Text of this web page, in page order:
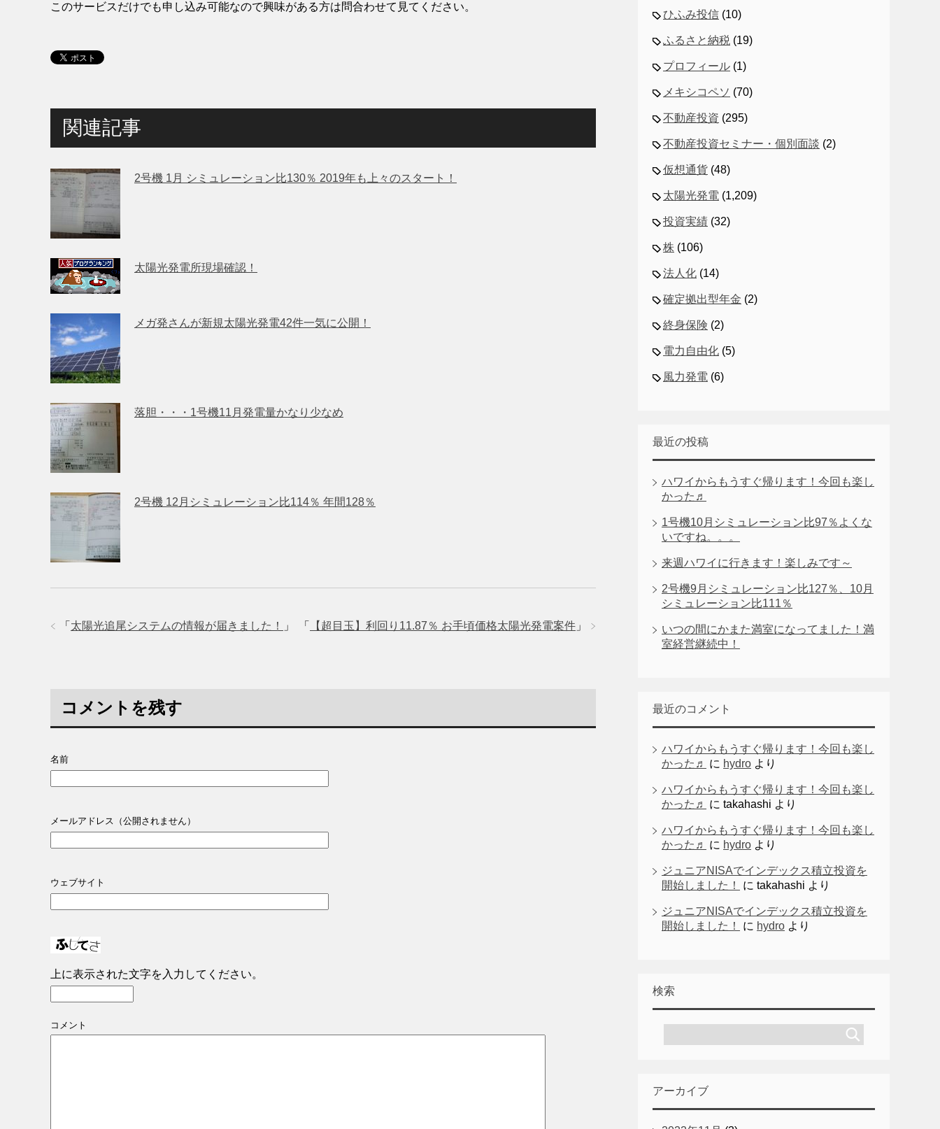
このサービスだけでも申し込み可能なので興味がある方は問合わせて見てください。
関連記事
2号機 1月 シミュレーション比130％ 2019年も上々のスタート！
太陽光発電所現場確認！
メガ発さんが新規太陽光発電42件一気に公開！
落胆・・・1号機11月発電量かなり少なめ
2号機 12月シミュレーション比114％ 年間128％
「 【超目玉】利回り11.87％ お手頃価格太陽光発電案件 」
「 太陽光追尾システムの情報が届きました！ 」
コメントを残す
名前
メールアドレス（公開されません）
ウェブサイト
上に表示された文字を入力してください。
コメント
ひふみ投信 (10)
ふるさと納税 (19)
プロフィール (1)
メキシコペソ (70)
不動産投資 (295)
不動産投資セミナー・個別面談 (2)
仮想通貨 (48)
太陽光発電 (1,209)
投資実績 (32)
株 (106)
法人化 (14)
確定拠出型年金 (2)
終身保険 (2)
電力自由化 (5)
風力発電 (6)
最近の投稿
ハワイからもうすぐ帰ります！今回も楽し
かった♬
1号機10月シミュレーション比97％よくな
いですね。。。
来週ハワイに行きます！楽しみです～
2号機9月シミュレーション比127％、10月
シミュレーション比111％
いつの間にかまた満室になってました！満
室経営継続中！
最近のコメント
ハワイからもうすぐ帰ります！今回も楽し
かった♬
に hydro より
ハワイからもうすぐ帰ります！今回も楽し
かった♬
に takahashi より
ハワイからもうすぐ帰ります！今回も楽し
かった♬
に hydro より
ジュニアNISAでインデックス積立投資を
開始しました！
に takahashi より
ジュニアNISAでインデックス積立投資を
開始しました！
に hydro より
検索
アーカイブ